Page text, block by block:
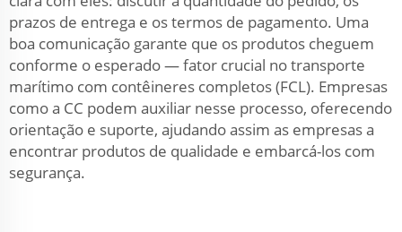
prazos de entrega e os termos de pagamento. Uma
boa comunicação garante que os produtos cheguem
conforme o esperado — fator crucial no transporte
marítimo com contêineres completos (FCL). Empresas
como a CC podem auxiliar nesse processo, oferecendo
orientação e suporte, ajudando assim as empresas a
encontrar produtos de qualidade e embarcá-los com
segurança.